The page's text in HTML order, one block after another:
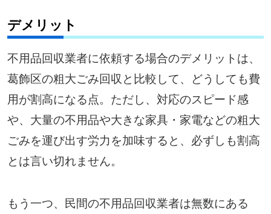
デメリット
不用品回収業者に依頼する場合のデメリットは、
葛飾区の粗大ごみ回収と比較して、どうしても費
用が割高になる点。ただし、対応のスピード感
や、大量の不用品や大きな家具・家電などの粗大
ごみを運び出す労力を加味すると、必ずしも割高
とは言い切れません。
もう一つ、民間の不用品回収業者は無数にある